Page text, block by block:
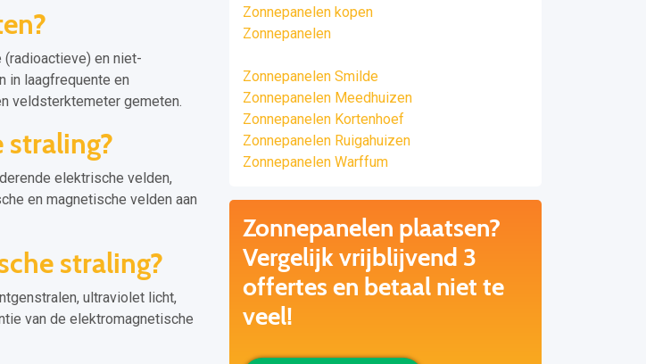
en niet-
in laagfrequente en
veldsterktemeter gemeten.
elektrische velden,
en magnetische velden aan
straling?
ultraviolet licht,
van de elektromagnetische
Zonnepanelen kopen
Zonnepanelen
Zonnepanelen Smilde
Zonnepanelen Meedhuizen
Zonnepanelen Kortenhoef
Zonnepanelen Ruigahuizen
Zonnepanelen Warffum
Zonnepanelen plaatsen?
Vergelijk vrijblijvend 3
offertes en betaal niet te
veel!